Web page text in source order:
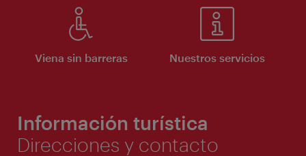
Viena sin barreras Nuestros servicios
Información turística
Direcciones y contacto